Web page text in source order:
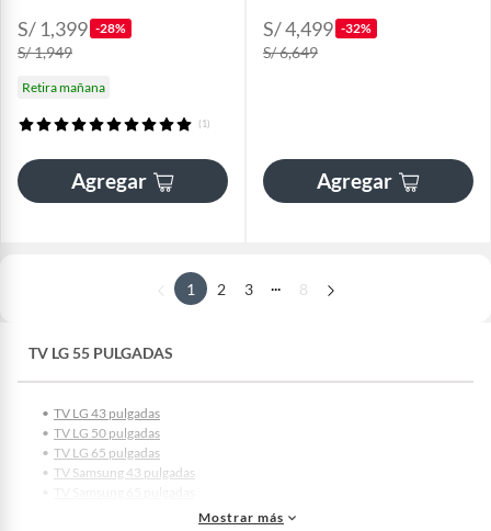
S/ 1,399 -28%
S/ 1,949
Retira mañana
(1)
Agregar
S/ 4,499 -32%
S/ 6,649
Agregar
1 2 3 8
TV LG 55 PULGADAS
TV LG 43 pulgadas
TV LG 50 pulgadas
TV LG 65 pulgadas
TV Samsung 43 pulgadas
Mostrar más